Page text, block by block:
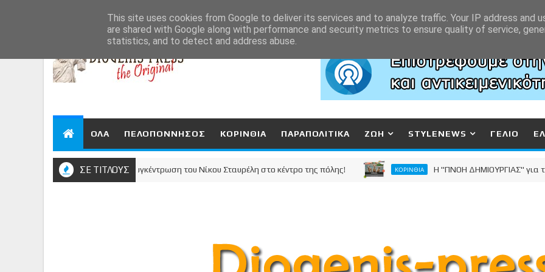
ΟΛΑ ΠΕΛΟΠΟΝΝΗΣΟΣ ΚΟΡΙΝΘΙΑ ΠΑΡΑΠΟΛΙΤΙΚΑ ΖΩΗ STYLENEWS ΓΕΛΙΟ
ΣΕ ΤΙΤΛΟΥΣ
μίλησε - Μεγαλειώδης συγκέντρωση του Νίκου Σταυρέλη στο κέντρο της πόλης! ΚΟΡΙΝΘΙΑ Η "ΠΝΟΗ ΔΗΜΙΟΥΡΓΙΑΣ" για τα
This site uses cookies from Google to deliver its services and to analyze traffic. Your IP address and
are shared with Google along with performance and security metrics to ensure quality of service,
statistics, and to detect and address abuse.